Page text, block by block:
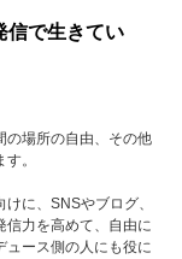
信で生きてい
の場所の自由、その他
。
に、SNSやブログ、
信力を高めて、自由に
ュース側の人にも役に